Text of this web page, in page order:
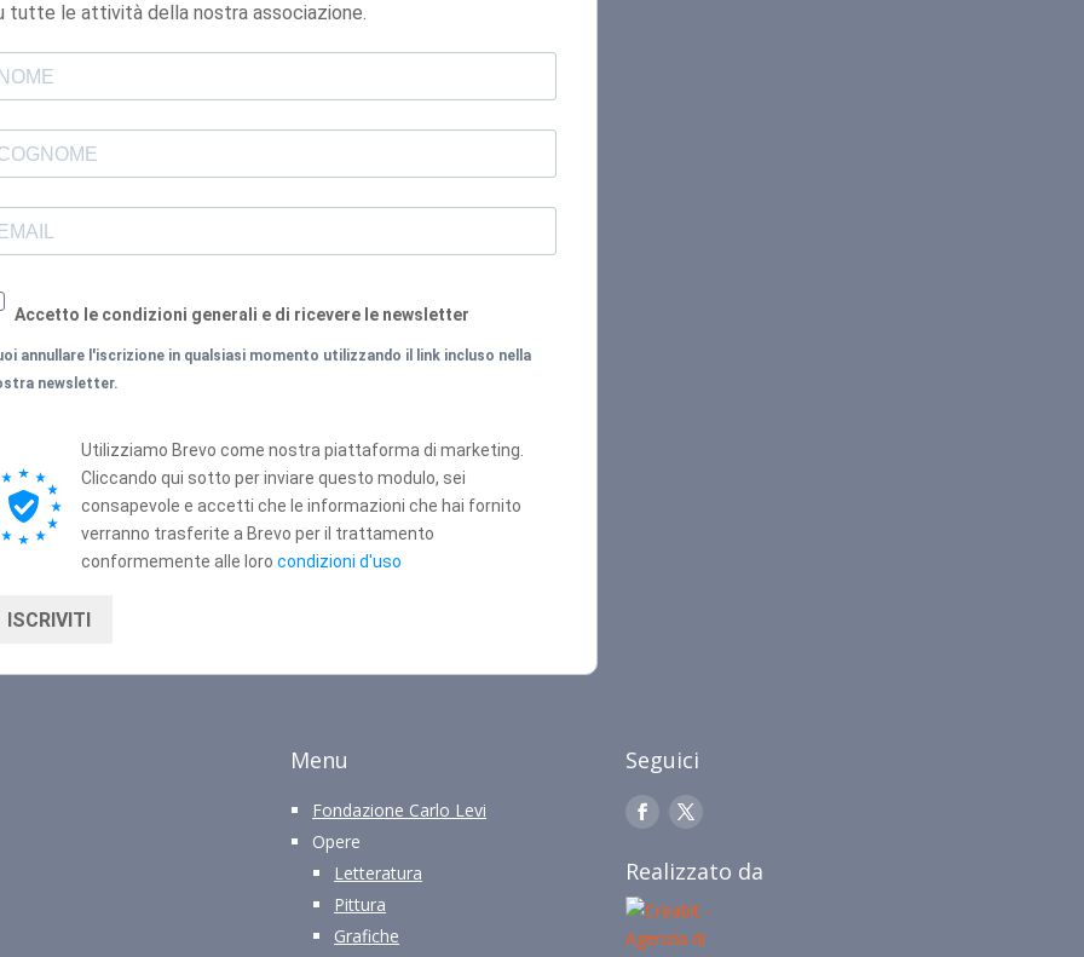
tutte le attività della nostra associazione.
Accetto le condizioni generali e di ricevere le newsletter
annullare l'iscrizione in qualsiasi momento utilizzando il link incluso nella
newsletter.
Utilizziamo Brevo come nostra piattaforma di marketing.
Cliccando qui sotto per inviare questo modulo, sei
consapevole e accetti che le informazioni che hai fornito
verranno trasferite a Brevo per il trattamento
conformemente alle loro condizioni d'uso
ISCRIVITI
Menu
Fondazione Carlo Levi
Opere
Letteratura
Pittura
Grafiche
Seguici
Realizzato da